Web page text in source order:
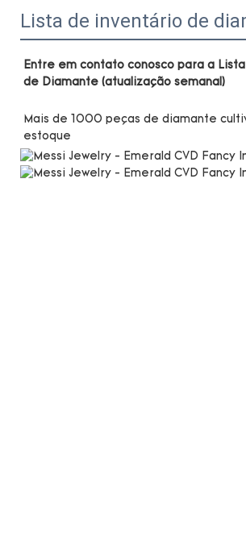
Lista de inventário de
Entre em contato conosco para a
Mais de 1000 peças de diamante